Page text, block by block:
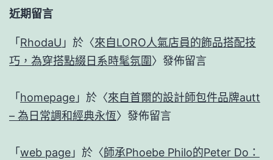
近期留言
「 RhodaU 」於〈來自LORO人氣店員的飾品搭配技
巧，為穿搭點綴日系時髦氛圍〉發佈留言
「 homepage 」於〈來自首爾的設計師包件品牌autt
– 為日常調和經典永恆〉發佈留言
「 web page 」於〈師承Phoebe Philo的Peter Do：